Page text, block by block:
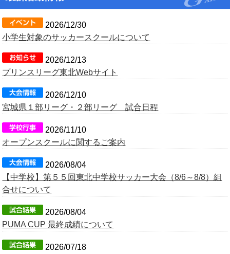
フォトギャラリー
2026/12/30
小学生対象のサッカースクールについて
2026/12/13
プリンスリーグ東北Webサイト
2026/12/10
宮城県１部リーグ・２部リーグ 試合日程
2026/11/10
オープンスクールに関するご案内
2026/08/04
【中学校】第５５回東北中学校サッカー大会（8/6～8/8）組
合せについて
2026/08/04
PUMA CUP 最終成績について
2026/07/18